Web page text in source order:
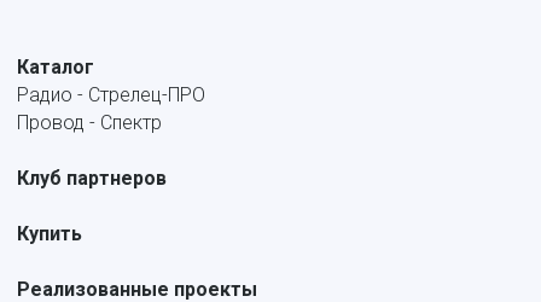
Каталог
Радио - Стрелец-ПРО
Провод - Спектр
Клуб партнеров
Купить
Реализованные проекты